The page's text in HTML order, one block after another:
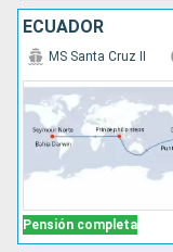
ECUADOR
Pensión completa
MS Santa Cruz II